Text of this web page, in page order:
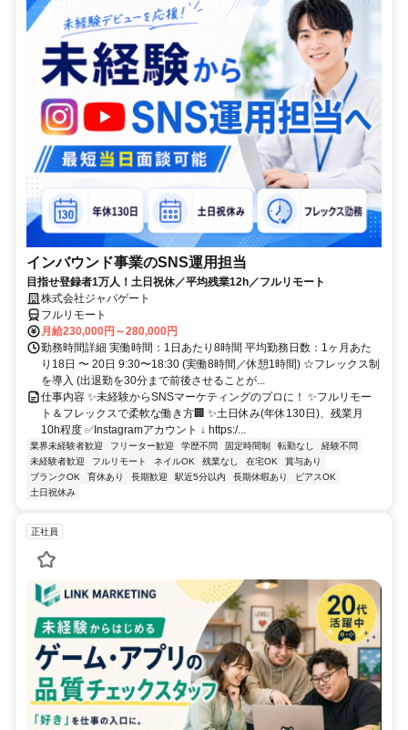
インバウンド事業のSNS運用担当
目指せ登録者1万人！土日祝休／平均残業12h／フルリモート
株式会社ジャパゲート
フルリモート
月給230,000円～280,000円
勤務時間詳細 実働時間：1日あたり8時間 平均勤務日数：1ヶ月あた
り18日 〜 20日 9:30〜18:30 (実働8時間／休憩1時間) ☆フレックス制
を導入 (出退勤を30分まで前後させることが...
仕事内容 ✨未経験からSNSマーケティングのプロに！ ✨フルリモー
ト＆フレックスで柔軟な働き方🏢 ✨土日休み(年休130日)、残業月
10h程度 ✅Instagramアカウント ↓ https:/...
業界未経験者歓迎 フリーター歓迎 学歴不問 固定時間制 転勤なし
経験不問
未経験者歓迎
フルリモート ネイルOK 残業なし 在宅OK
賞与あり
ブランクOK
育休あり 長期歓迎 駅近5分以内 長期休暇あり
ピアスOK
土日祝休み
正社員